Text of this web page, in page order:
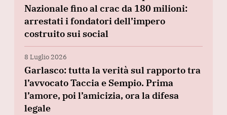
Nazionale fino al crac da 180 milioni:
arrestati i fondatori dell’impero
costruito sui social
8 Luglio 2026
Garlasco: tutta la verità sul rapporto tra
l’avvocato Taccia e Sempio. Prima
l’amore, poi l’amicizia, ora la difesa
legale